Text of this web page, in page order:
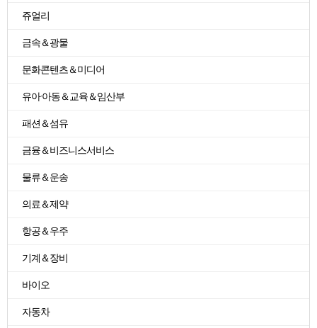
쥬얼리
금속＆광물
문화콘텐츠＆미디어
유아·아동＆교육＆임산부
패션＆섬유
금융＆비즈니스서비스
물류＆운송
의료＆제약
항공＆우주
기계＆장비
바이오
자동차